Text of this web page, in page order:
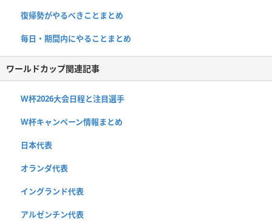
復帰勢がやるべきことまとめ
毎日・期間内にやることまとめ
ワールドカップ関連記事
W杯2026大会日程と注目選手
W杯キャンペーン情報まとめ
日本代表
オランダ代表
イングランド代表
アルゼンチン代表